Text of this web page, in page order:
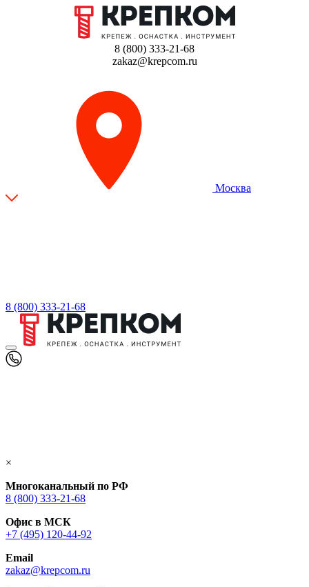
8 (800) 333-21-68
zakaz@krepcom.ru
Москва
8 (800) 333-21-68
×
Многоканальный по РФ
8 (800) 333‑21-68
Офис в МСК
+7 (495) 120-44-92
Email
zakaz@krepcom.ru